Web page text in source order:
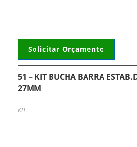
Solicitar Orçamento
51 – KIT BUCHA BARRA
27MM
KIT